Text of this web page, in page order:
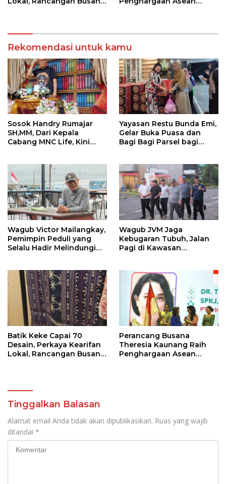
Rekomendasi untuk kamu
Sosok Handry Rumajar
SH,MM, Dari Kepala
Cabang MNC Life, Kini
Yayasan Restu Bunda Emi,
Gelar Buka Puasa dan
Bagi Bagi Parsel bagi
Wagub Victor Mailangkay,
Pemimpin Peduli yang
Selalu Hadir Melindungi
Wagub JVM Jaga
Kebugaran Tubuh, Jalan
Pagi di Kawasan
Batik Keke Capai 70
Desain, Perkaya Kearifan
Lokal, Rancangan Busana
Perancang Busana
Theresia Kaunang Raih
Penghargaan Asean
Tinggalkan Balasan
Alamat email Anda tidak akan dipublikasikan. Ruas yang wajib
ditandai *